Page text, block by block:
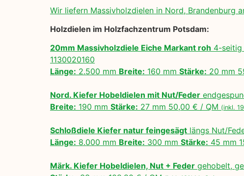
Wir liefern Massivholzdielen in Nord, Brandenburg
Holzdielen im Holzfachzentrum Potsdam:
20mm Massivholzdiele Eiche Markant roh 4-seitig
1130020160
Länge: 2.500 mm Breite: 160 mm Stärke: 20 mm
Nord. Kiefer Hobeldielen mit Nut/Feder
Breite: 190 mm Stärke: 27 mm 50,00 € / QM (inkl.
Schloßdiele Kiefer natur feingesägt längs Nut/
Länge: 8.000 mm Breite: 300 mm Stärke: 45 mm
Märk. Kiefer Hobeldielen, Nut + Feder gehobelt,